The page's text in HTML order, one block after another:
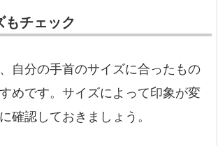
もチェック
自分の手首のサイズに合ったもの
めです。サイズによって印象が変
確認しておきましょう。